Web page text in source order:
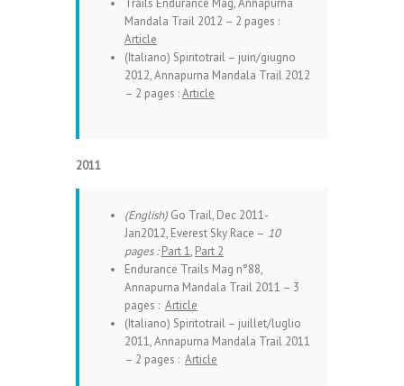
Mandala Trail 2012 – 2 pages :
Article
(Italiano) Spiritotrail – juin/giugno
2012, Annapurna Mandala Trail 2012
– 2 pages :Article
2011
(English) Go Trail, Dec 2011-
Jan2012, Everest Sky Race – 10
pages :Part 1, Part 2
Endurance Trails Mag n°88,
Annapurna Mandala Trail 2011 – 3
pages : Article
(Italiano) Spiritotrail – juillet/luglio
2011, Annapurna Mandala Trail 2011
– 2 pages : Article